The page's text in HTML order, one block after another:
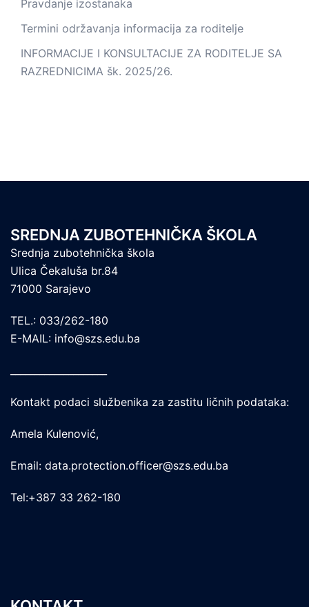
Pravdanje izostanaka
Termini održavanja informacija za roditelje
INFORMACIJE I KONSULTACIJE ZA RODITELJE SA
RAZREDNICIMA šk. 2025/26.
SREDNJA ZUBOTEHNIČKA ŠKOLA
Srednja zubotehnička škola
Ulica Čekaluša br.84
71000 Sarajevo
TEL.: 033/262-180
E-MAIL: info@szs.edu.ba
Kontakt podaci službenika za zastitu ličnih podataka:
Amela Kulenović,
Email: data.protection.officer@szs.edu.ba
Tel:+387 33 262-180